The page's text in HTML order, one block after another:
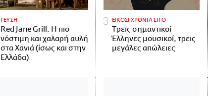
ΓΕΥΣΗ
Red Jane Grill: Η πιο
νόστιμη και χαλαρή αυλή
στα Χανιά (ίσως και στην
Ελλάδα)
ΕΙΚΟΣΙ ΧΡΟΝΙΑ LIFO
Tρεις σημαντικοί
Έλληνες μουσικοί, τρεις
μεγάλες απώλειες